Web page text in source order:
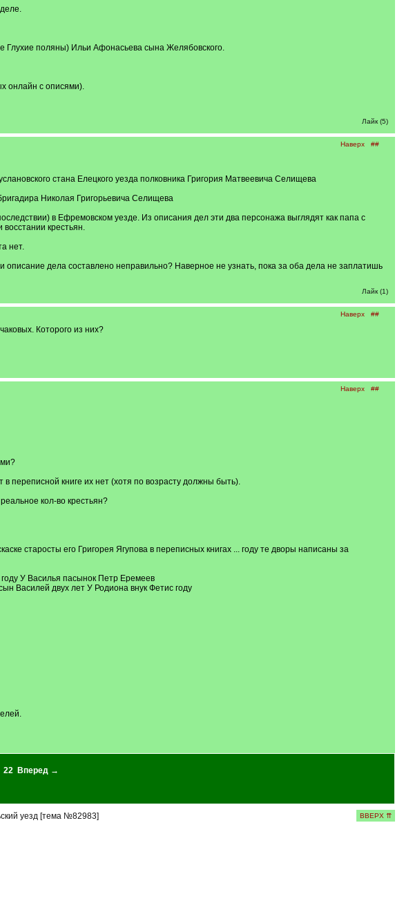
Глухие поляны) Ильи Афонасьева сына Желябовского.
онлайн с описями).
Лайк (5)
Наверх ##
стана Елецкого уезда полковника Григория Матвеевича Селищева
Николая Григорьевича Селищева
в Ефремовском уезде. Из описания дел эти два персонажа выглядят как папа с
крестьян.
нет.
дела составлено неправильно? Наверное не узнать, пока за оба дела не заплатишь
Лайк (1)
Наверх ##
Которого из них?
Наверх ##
переписной книге их нет (хотя по возрасту должны быть).
кол-во крестьян?
старосты его Григорея Ягупова в переписных книгах ... году те дворы написаны за
У Василья пасынок Петр Еремеев
Василей двух лет У Родиона внук Фетис году
22
Вперед →
уезд [тема №82983] ВВЕРХ ⇈